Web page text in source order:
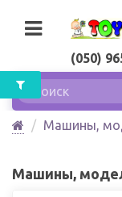
(050)
Машины,
Машины,